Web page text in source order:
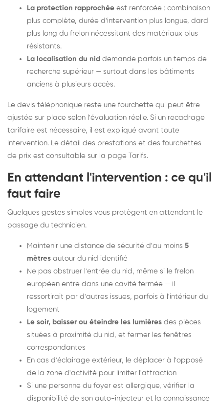
La protection rapprochée est renforcée : combinaison
plus complète, durée d'intervention plus longue, dard
plus long du frelon nécessitant des matériaux plus
résistants.
La localisation du nid demande parfois un temps de
recherche supérieur — surtout dans les bâtiments
anciens à plusieurs accès.
Le devis téléphonique reste une fourchette qui peut être
ajustée sur place selon l'évaluation réelle. Si un recadrage
tarifaire est nécessaire, il est expliqué avant toute
intervention. Le détail des prestations et des fourchettes
de prix est consultable sur la page Tarifs.
En attendant l'intervention : ce qu'il
faut faire
Quelques gestes simples vous protègent en attendant le
passage du technicien.
Maintenir une distance de sécurité d'au moins 5
mètres autour du nid identifié
Ne pas obstruer l'entrée du nid, même si le frelon
européen entre dans une cavité fermée — il
ressortirait par d'autres issues, parfois à l'intérieur du
logement
Le soir, baisser ou éteindre les lumières des pièces
situées à proximité du nid, et fermer les fenêtres
correspondantes
En cas d'éclairage extérieur, le déplacer à l'opposé
de la zone d'activité pour limiter l'attraction
Si une personne du foyer est allergique, vérifier la
disponibilité de son auto-injecteur et la connaissance